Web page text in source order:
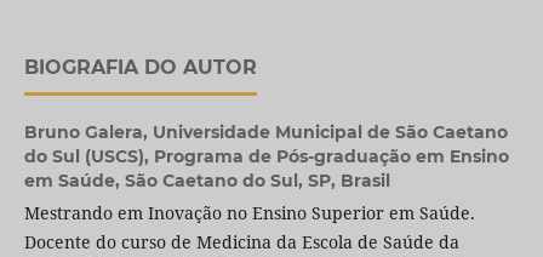
BIOGRAFIA DO AUTOR
Bruno Galera, Universidade Municipal de São Caetano
do Sul (USCS), Programa de Pós-graduação em Ensino
em Saúde, São Caetano do Sul, SP, Brasil
Mestrando em Inovação no Ensino Superior em Saúde.
Docente do curso de Medicina da Escola de Saúde da